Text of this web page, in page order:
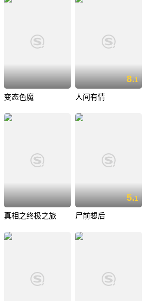
变态色魔
8.1
人间有情
真相之终极之旅
5.1
尸前想后